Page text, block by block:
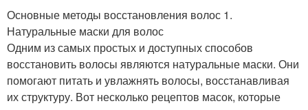
Основные методы восстановления волос 1.
Натуральные маски для волос
Одним из самых простых и доступных способов
восстановить волосы являются натуральные маски. Они
помогают питать и увлажнять волосы, восстанавливая
их структуру. Вот несколько рецептов масок, которые